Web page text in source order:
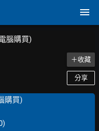
腦購買)
＋收藏
分享
購買)